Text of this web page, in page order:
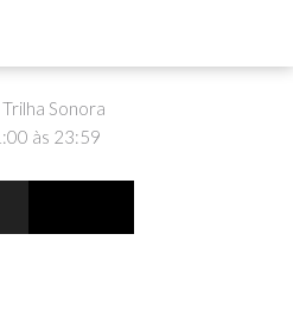
Trilha Sonora
às 23:59